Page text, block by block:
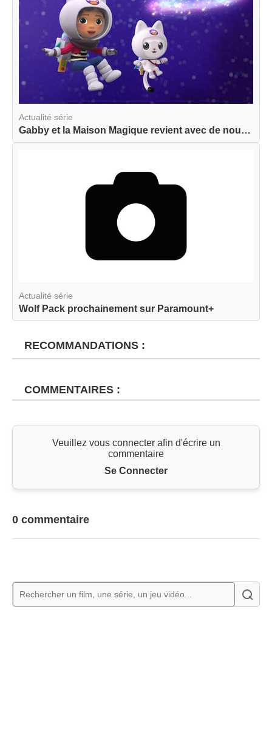
Actualité série
Gabby et la Maison Magique revient avec de nouve...
Actualité série
Wolf Pack prochainement sur Paramount+
RECOMMANDATIONS :
COMMENTAIRES :
Veuillez vous connecter afin d'écrire un
commentaire
Se Connecter
0 commentaire